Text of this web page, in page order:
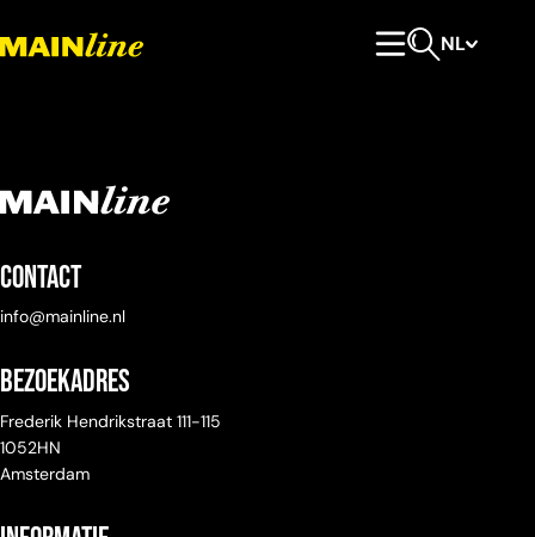
NL
Contact
info@mainline.nl
Bezoekadres
Frederik Hendrikstraat 111-115
1052HN
Amsterdam